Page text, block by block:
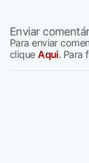
Enviar
Para enviar
cliqueAqui. Para